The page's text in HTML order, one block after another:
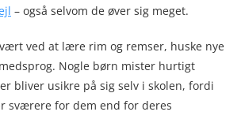
– også selvom de øver sig meget.
ved at lære rim og remser, huske nye
Nogle børn mister hurtigt
bliver usikre på sig selv i skolen, fordi
sværere for dem end for deres